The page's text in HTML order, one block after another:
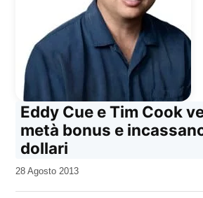
Eddy Cue e Tim Cook
metà bonus e
dollari
da
28 Agosto 2013